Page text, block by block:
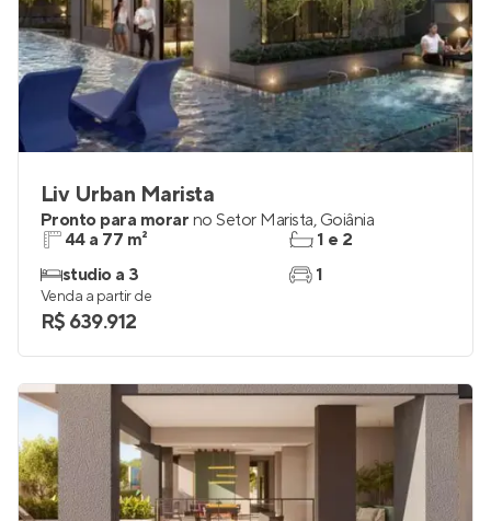
Liv Urban Marista
Pronto para morar no Setor Marista, Goiânia
44 a 77 m²
studio a 3
1 e 2
1
Venda a partir de
R$ 639.912